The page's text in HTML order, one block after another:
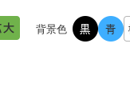
背景色